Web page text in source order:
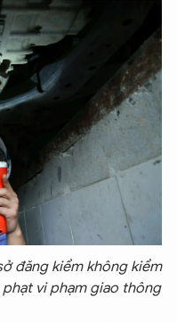
đăng kiểm không kiểm
vi phạm giao thông